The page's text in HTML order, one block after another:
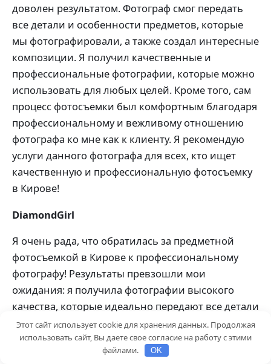
доволен результатом. Фотограф смог передать
все детали и особенности предметов, которые
мы фотографировали, а также создал интересные
композиции. Я получил качественные и
профессиональные фотографии, которые можно
использовать для любых целей. Кроме того, сам
процесс фотосъемки был комфортным благодаря
профессиональному и вежливому отношению
фотографа ко мне как к клиенту. Я рекомендую
услуги данного фотографа для всех, кто ищет
качественную и профессиональную фотосъемку
в Кирове!
DiamondGirl
Я очень рада, что обратилась за предметной
фотосъемкой в Кирове к профессиональному
фотографу! Результаты превзошли мои
ожидания: я получила фотографии высокого
качества, которые идеально передают все детали
и текстуры предметов. Фотограф работал быстро
и профессионально, создавая уютную атмосферу
во время съемки. Он умело использовал свет,
Этот сайт использует cookie для хранения данных. Продолжая
использовать сайт, Вы даете свое согласие на работу с этими
файлами.
OK